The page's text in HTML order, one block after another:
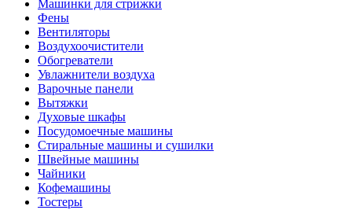
Машинки для стрижки
Фены
Вентиляторы
Воздухоочистители
Обогреватели
Увлажнители воздуха
Варочные панели
Вытяжки
Духовые шкафы
Посудомоечные машины
Стиральные машины и сушилки
Швейные машины
Чайники
Кофемашины
Тостеры